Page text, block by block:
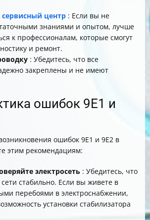
сервисный центр : Если вы не
знаниями и опытом, лучше
к профессионалам, которые смогут
и ремонт.
: Убедитесь, что все
закреплены и не имеют
ошибок 9E1 и
ошибок 9E1 и 9E2 в
этим рекомендациям:
электросеть : Убедитесь, что
стабильно. Если вы живете в
перебоями в электроснабжении,
установки стабилизатора